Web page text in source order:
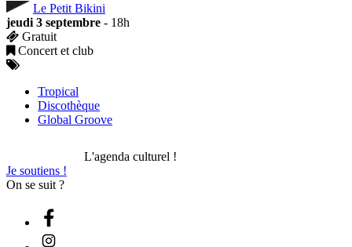
Le Petit Bikini
jeudi 3 septembre - 18h
Gratuit
Concert et club
Tropical
Discothèque
Global Groove
L'agenda culturel !
Je soutiens !
On se suit ?